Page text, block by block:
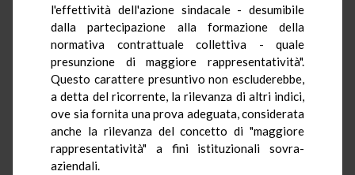
l'effettività dell'azione sindacale - desumibile
dalla partecipazione alla formazione della
normativa contrattuale collettiva - quale
presunzione di maggiore rappresentatività".
Questo carattere presuntivo non escluderebbe,
a detta del ricorrente, la rilevanza di altri indici,
ove sia fornita una prova adeguata, considerata
anche la rilevanza del concetto di "maggiore
rappresentatività" a fini istituzionali sovra-
aziendali.